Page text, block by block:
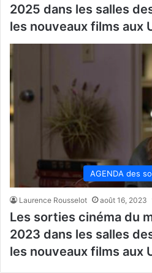
2025 dans les salles
les nouveaux films aux
AGENDA des
Laurence Rousselot août 16, 2023
Les sorties cinéma du
2023 dans les salles
les nouveaux films aux